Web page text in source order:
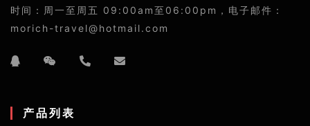
时间：周一至周五 09:00am至06:00pm，电子邮件：
morich-travel@hotmail.com
产品列表